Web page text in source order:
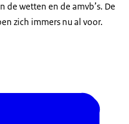
wetten en de amvb’s. De
zich immers nu al voor.